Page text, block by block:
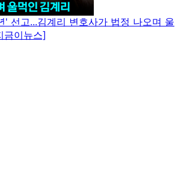
' 선고...김계리 변호사가 법정 나오며 울
금이뉴스]